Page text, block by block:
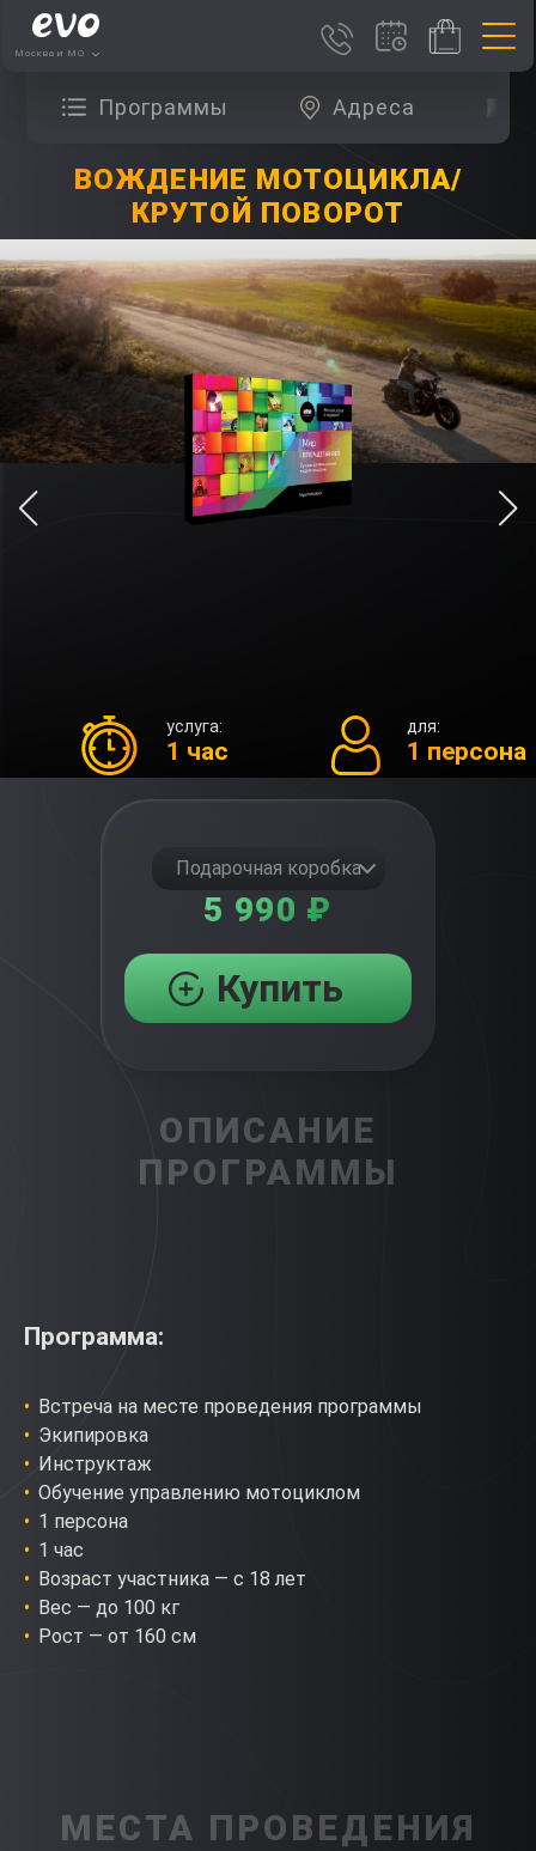
Москва и МО
Программы Адреса
ВОЖДЕНИЕ МОТОЦИКЛА/
КРУТОЙ ПОВОРОТ
услуга:
1 час
для:
1 персона
Подарочная коробка
5 990 ₽
Купить
ОПИСАНИЕ
ПРОГРАММЫ
Программа:
Встреча на месте проведения программы
Экипировка
Инструктаж
Обучение управлению мотоциклом
1 персона
1 час
Возраст участника — с 18 лет
Вес — до 100 кг
Рост — от 160 см
МЕСТА ПРОВЕДЕНИЯ